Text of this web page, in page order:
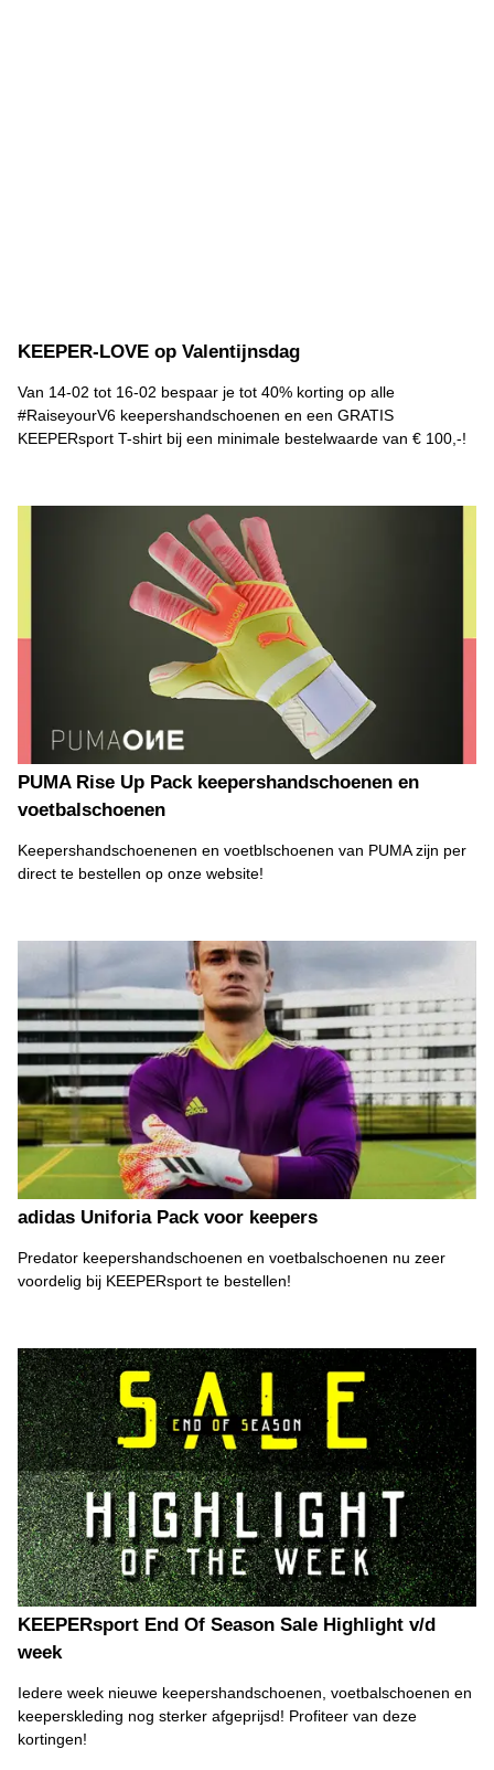
KEEPER-LOVE op Valentijnsdag
Van 14-02 tot 16-02 bespaar je tot 40% korting op alle
#RaiseyourV6 keepershandschoenen en een GRATIS
KEEPERsport T-shirt bij een minimale bestelwaarde van € 100,-!
PUMA Rise Up Pack keepershandschoenen en
voetbalschoenen
Keepershandschoenenen en voetblschoenen van PUMA zijn per
direct te bestellen op onze website!
adidas Uniforia Pack voor keepers
Predator keepershandschoenen en voetbalschoenen nu zeer
voordelig bij KEEPERsport te bestellen!
KEEPERsport End Of Season Sale Highlight v/d
week
Iedere week nieuwe keepershandschoenen, voetbalschoenen en
keeperskleding nog sterker afgeprijsd! Profiteer van deze
kortingen!